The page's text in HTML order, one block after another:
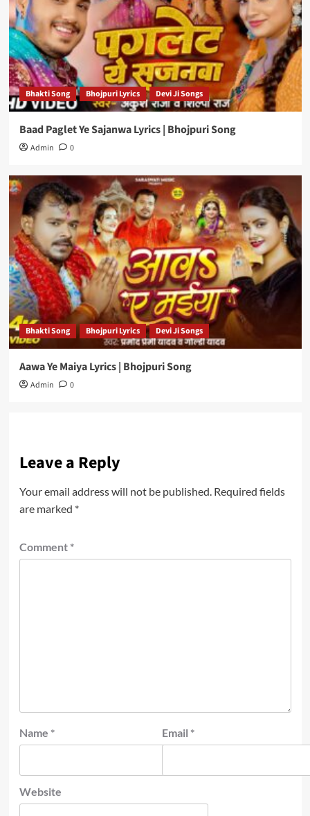
Bhakti Song Bhojpuri Lyrics Devi Ji Songs
Baad Paglet Ye Sajanwa Lyrics | Bhojpuri Song
Admin 0
Bhakti Song Bhojpuri Lyrics Devi Ji Songs
Aawa Ye Maiya Lyrics | Bhojpuri Song
Admin 0
Leave a Reply
Your email address will not be published. Required fields
are marked *
Comment *
Name * Email *
Website